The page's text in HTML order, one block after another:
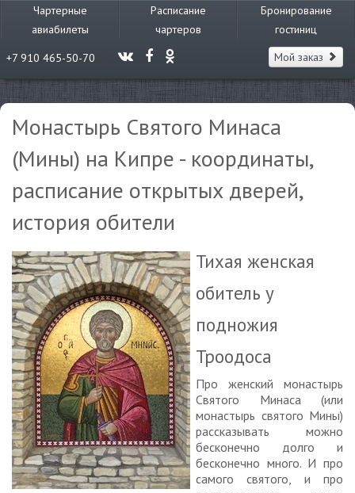
Чартерные
авиабилеты
Расписание
чартеров
Бронирование
гостиниц
+7 910 465-50-70
Мой заказ
Монастырь Святого Минаса
(Мины) на Кипре - координаты,
расписание открытых дверей,
история обители
Тихая женская
обитель у
подножия
Троодоса
Про женский монастырь
Святого Минаса (или
монастырь святого Мины)
рассказывать можно
бесконечно долго и
бесконечно много. И про
самого святого, и про